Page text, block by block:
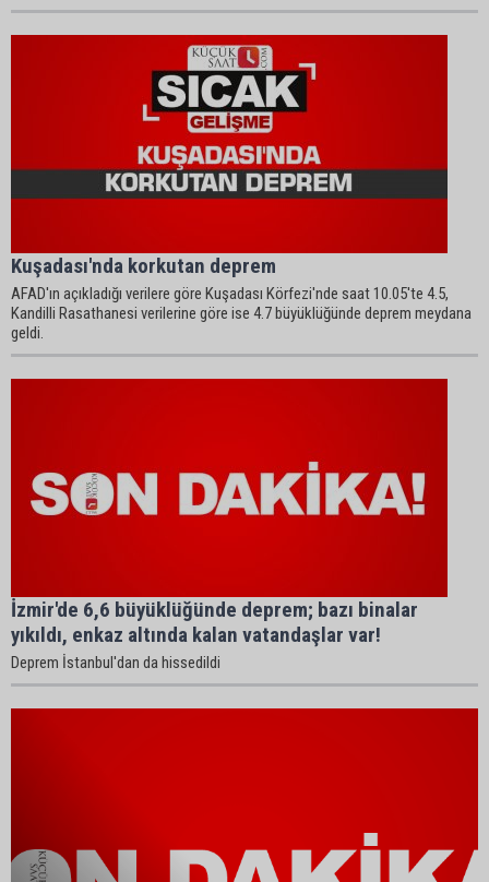
Kuşadası'nda korkutan deprem
AFAD'ın açıkladığı verilere göre Kuşadası Körfezi'nde saat 10.05'te 4.5,
Kandilli Rasathanesi verilerine göre ise 4.7 büyüklüğünde deprem meydana
geldi.
İzmir'de 6,6 büyüklüğünde deprem; bazı binalar
yıkıldı, enkaz altında kalan vatandaşlar var!
Deprem İstanbul'dan da hissedildi